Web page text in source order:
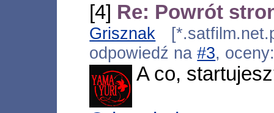
[4] Re: Powrót
Grisznak
odpowiedź na#3,
A co,